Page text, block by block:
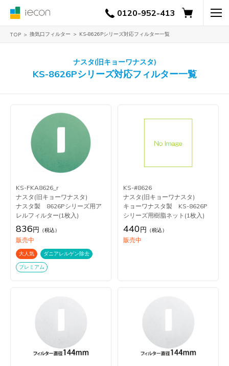
0120-952-413
TOP 換気口フィルター KS-8626Pシリーズ対応フィルター一覧
ナスタ(旧キョーワナスタ)
KS-8626Pシリーズ対応フィルター一覧
KS-FKA8626_r
ナスタ(旧キョーワナスタ)
ナスタ製 8626Pシリーズ用ア
レルフィルター(1枚入)
836円 （税込）
販売中
大人気
ダニアレルゲン除去
プレミアム
KS-#8626
ナスタ(旧キョーワナスタ)
キョーワナスタ製 KS-8626P
シリーズ用樹脂ネット(1枚入)
440円 （税込）
販売中